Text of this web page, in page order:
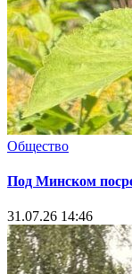
Общество
Под Минском
31.07.26 14:46